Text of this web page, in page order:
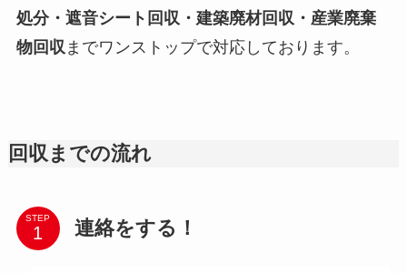
処分・遮音シート回収・建築廃材回収・産業廃棄
物回収 までワンストップで対応しております。
回収までの流れ
STEP 連絡をする！